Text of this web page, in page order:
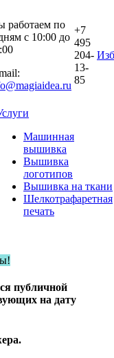
работаем по
с 10:00 до
+7
495
204-
13-
85
Машинная
вышивка
Вышивка
логотипов
Вышивка на ткани
Шелкотрафаретная
печать
публичной
на дату